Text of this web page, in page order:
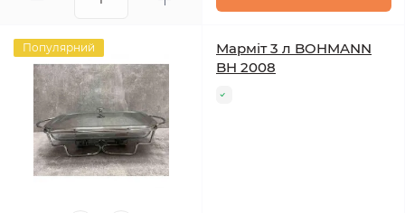
Популярний
Марміт 3 л BOHMANN
BH 2008